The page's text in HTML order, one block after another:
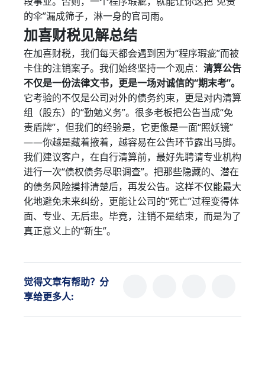
的伞”漏成筛子，淋一身的官司雨。
加喜财税见解总结
在加喜财税，我们每天都会遇到因为“程序瑕疵”而被
卡住的注销案子。我们始终坚持一个观点： 清算公告
不仅是一份法律文书，更是一场对诚信的“期末考”。
它考验的不仅是公司对外的债务约束，更是对内清算
组（股东）的“勤勉义务”。很多老板把公告当成“免
责盾牌”，但我们的经验是，它更像是一面“照妖镜”
——你越是藏着掖着，越容易在公告环节露出马脚。
我们建议客户，在自行清算前，最好先聘请专业机构
进行一次“债权债务尽职调查”。把那些隐藏的、潜在
的债务风险摸排清楚后，再发公告。这样不仅能最大
化地避免未来纠纷，更能让公司的“死亡”过程变得体
面、专业、无后患。毕竟，注销不是结束，而是为了
真正意义上的“新生”。
觉得文章有帮助？分
享给更多人: